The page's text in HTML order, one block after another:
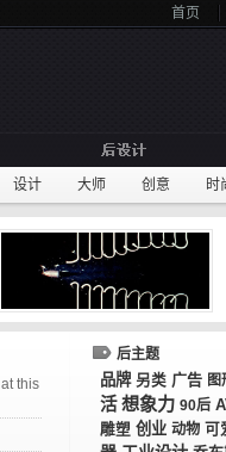
首页
设计 大师 创意 时
this
后主题
品牌 另类 广告 图
活 想象力 90后
雕塑 创业 动物 可